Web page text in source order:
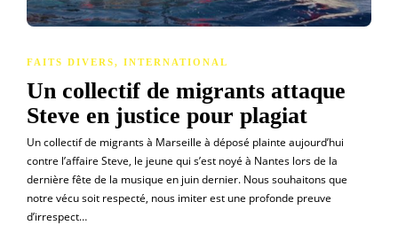
FAITS DIVERS, INTERNATIONAL
Un collectif de migrants attaque
Steve en justice pour plagiat
Un collectif de migrants à Marseille à déposé plainte aujourd’hui
contre l’affaire Steve, le jeune qui s’est noyé à Nantes lors de la
dernière fête de la musique en juin dernier. Nous souhaitons que
notre vécu soit respecté, nous imiter est une profonde preuve
d’irrespect…